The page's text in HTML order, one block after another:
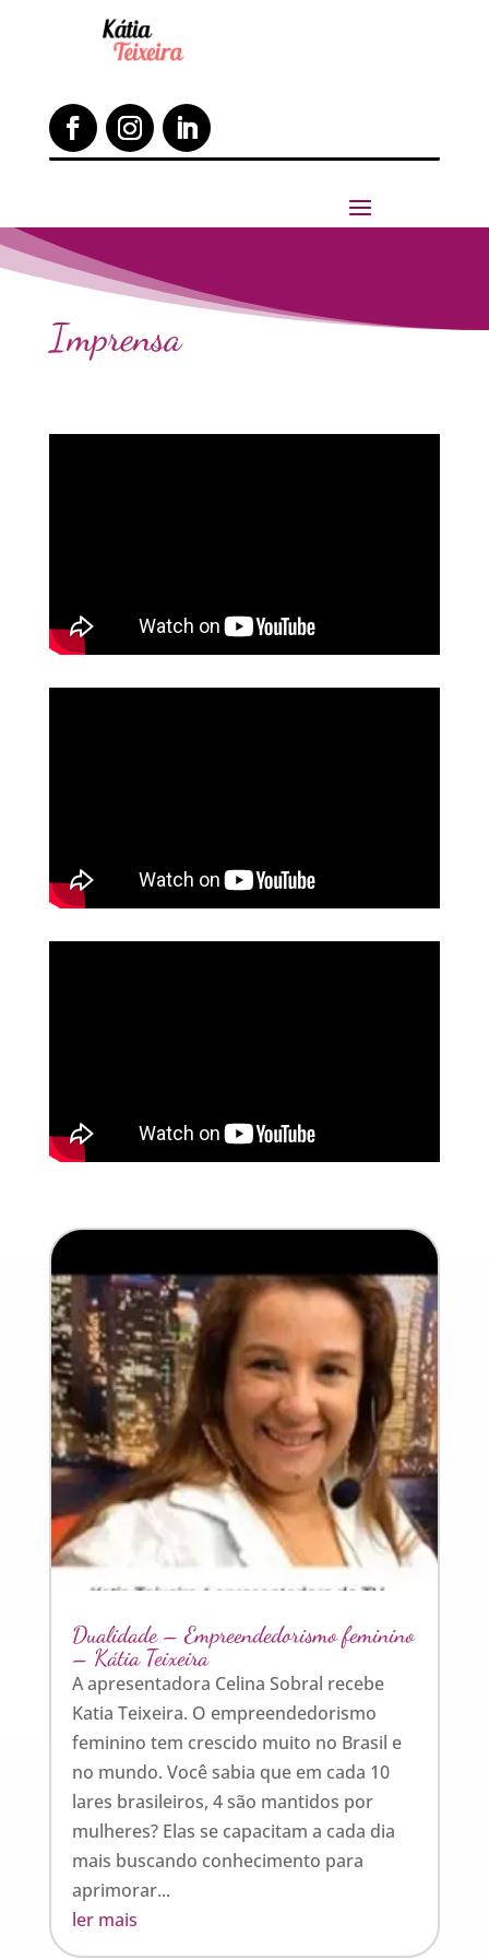
Imprensa
Dualidade – Empreendedorismo feminino
– Kátia Teixeira
A apresentadora Celina Sobral recebe
Katia Teixeira. O empreendedorismo
feminino tem crescido muito no Brasil e
no mundo. Você sabia que em cada 10
lares brasileiros, 4 são mantidos por
mulheres? Elas se capacitam a cada dia
mais buscando conhecimento para
aprimorar...
ler mais